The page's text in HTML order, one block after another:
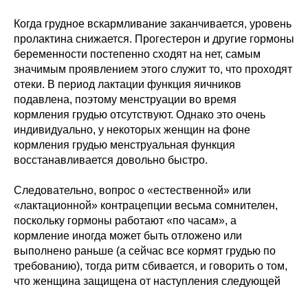
Когда грудное вскармливание заканчивается, уровень
пролактина снижается. Прогестерон и другие гормоны
беременности постепенно сходят на нет, самым
значимым проявлением этого служит то, что проходят
отеки. В период лактации функция яичников
подавлена, поэтому менструации во время
кормления грудью отсутствуют. Однако это очень
индивидуально, у некоторых женщин на фоне
кормления грудью менструальная функция
восстанавливается довольно быстро.
Следовательно, вопрос о «естественной» или
«лактационной» контрацепции весьма сомнителен,
поскольку гормоны работают «по часам», а
кормление иногда может быть отложено или
выполнено раньше (а сейчас все кормят грудью по
требованию), тогда ритм сбивается, и говорить о том,
что женщина защищена от наступления следующей